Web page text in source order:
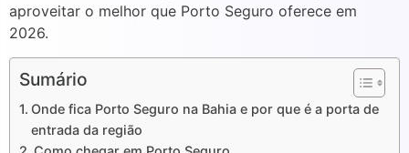
aproveitar o melhor que Porto Seguro oferece em
2026.
Sumário
Onde fica Porto Seguro na Bahia e por que é a porta de
entrada da região